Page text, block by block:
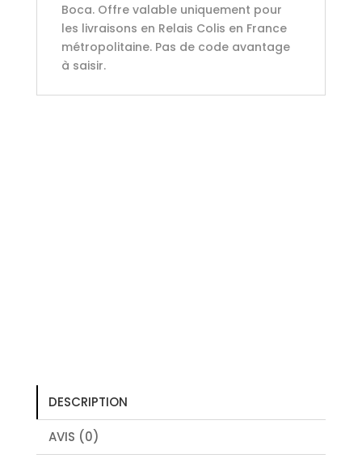
Boca. Offre valable uniquement pour
les livraisons en Relais Colis en France
métropolitaine. Pas de code avantage
à saisir.
DESCRIPTION
AVIS (0)